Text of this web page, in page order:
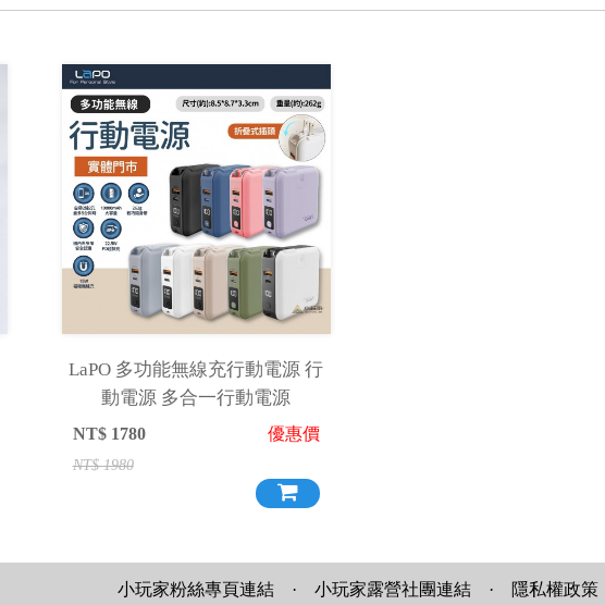
LaPO 多功能無線充行動電源 行
動電源 多合一行動電源
NT$ 1780
NT$1980
優惠價
小玩家粉絲專頁連結 · 小玩家露營社團連結 · 隱私權政策